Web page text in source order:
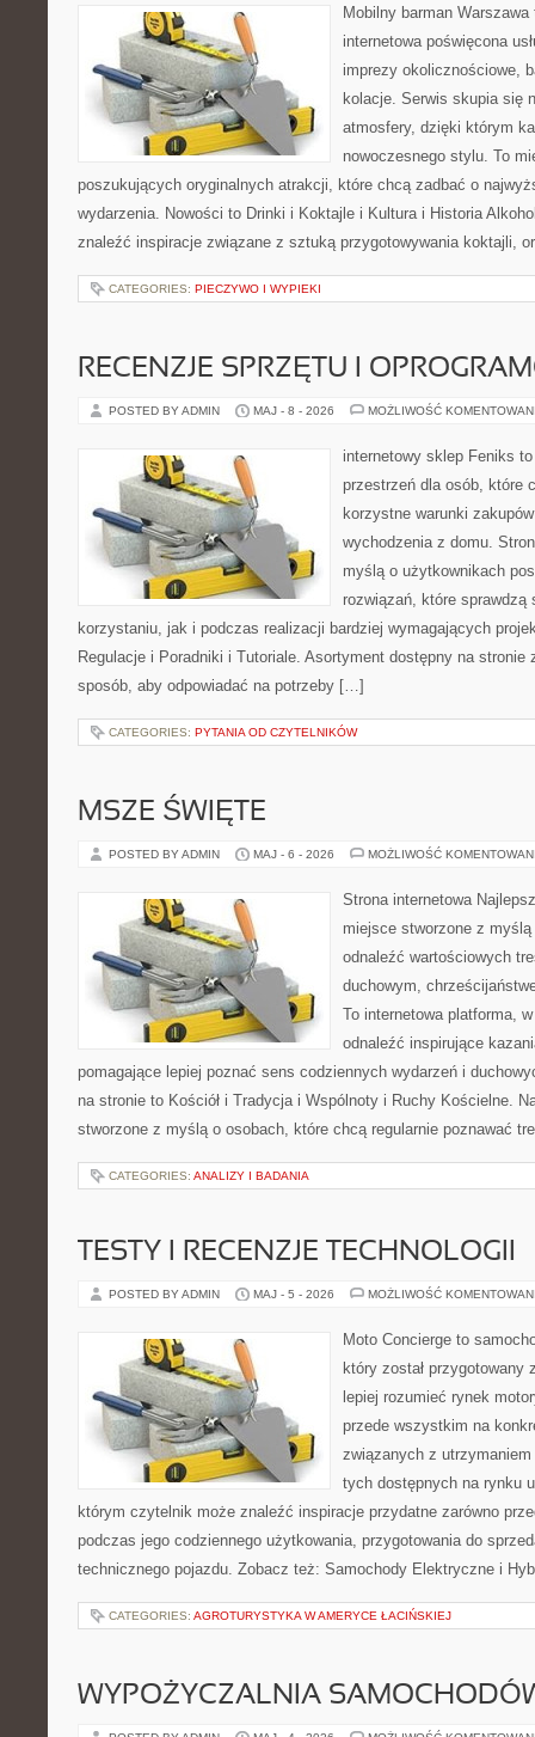
Mobilny barman
internetowa poświęcona
imprezy okolicznościowe,
kolacje. Serwis skupia się
atmosfery, dzięki którym
nowoczesnego stylu. To
poszukujących oryginalnych atrakcji, które chcą zadbać o
wydarzenia. Nowości to Drinki i Koktajle i Kultura i Historia
znaleźć inspiracje związane z sztuką przygotowywania koktajli,
CATEGORIES: PIECZYWO I WYPIEKI
RECENZJE SPRZĘTU I
POSTED BY ADMIN MAJ - 8 - 2026 MOŻLIWOŚĆ
internetowy sklep Feniks
przestrzeń dla osób, które
korzystne warunki
wychodzenia z domu.
myślą o użytkownikach
rozwiązań, które sprawdzą
korzystaniu, jak i podczas realizacji bardziej wymagających
Regulacje i Poradniki i Tutoriale. Asortyment dostępny na stronie
sposób, aby odpowiadać na potrzeby […]
CATEGORIES: PYTANIA OD CZYTELNIKÓW
MSZE ŚWIĘTE
POSTED BY ADMIN MAJ - 6 - 2026 MOŻLIWOŚĆ
Strona internetowa
miejsce stworzone z
odnaleźć wartościowych
duchowym,
To internetowa platforma,
odnaleźć inspirujące
pomagające lepiej poznać sens codziennych wydarzeń i
na stronie to Kościół i Tradycja i Wspólnoty i Ruchy Kościelne.
stworzone z myślą o osobach, które chcą regularnie poznawać
CATEGORIES: ANALIZY I BADANIA
TESTY I RECENZJE TECHNOLOGII
POSTED BY ADMIN MAJ - 5 - 2026 MOŻLIWOŚĆ
Moto Concierge to
który został
lepiej rozumieć rynek
przede wszystkim na
związanych z utrzymaniem
tych dostępnych na rynku
którym czytelnik może znaleźć inspiracje przydatne zarówno
podczas jego codziennego użytkowania, przygotowania do
technicznego pojazdu. Zobacz też: Samochody Elektryczne i
CATEGORIES: AGROTURYSTYKA W AMERYCE ŁACIŃSKIEJ
WYPOŻYCZALNIA